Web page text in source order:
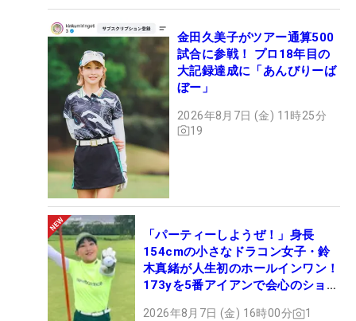
金田久美子がツアー通算500
試合に参戦！ プロ18年目の
大記録達成に「あんびりーば
ぼー」
2026年8月7日 (金) 11時25分
19
「パーティーしようぜ！」身長
154cmの小さなドラコン女子・鈴
木真緒が人生初のホールインワン！
173yを5番アイアンで会心のショッ
2026年8月7日 (金) 16時00分 1